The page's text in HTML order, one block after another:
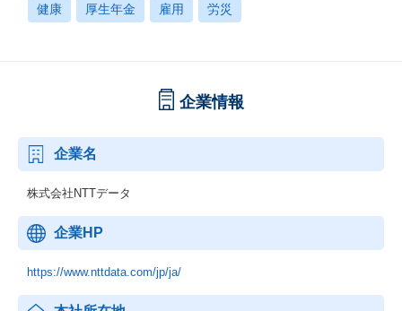
健康 厚生年金 雇用 労災
企業情報
企業名
株式会社NTTデータ
企業HP
https://www.nttdata.com/jp/ja/